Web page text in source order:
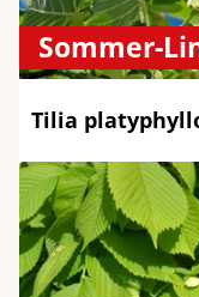
Sommer-
Tilia